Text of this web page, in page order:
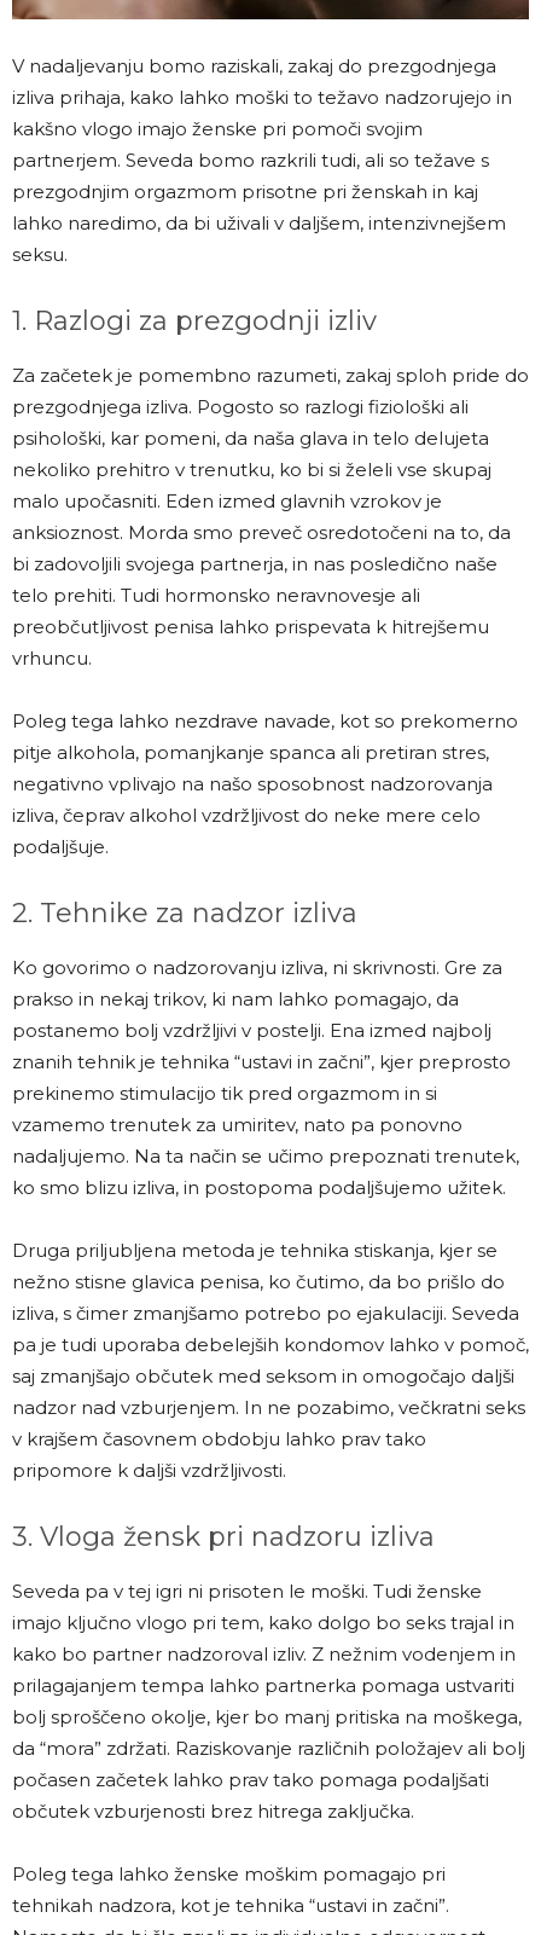
V nadaljevanju bomo raziskali, zakaj do prezgodnjega
izliva prihaja, kako lahko moški to težavo nadzorujejo in
kakšno vlogo imajo ženske pri pomoči svojim
partnerjem. Seveda bomo razkrili tudi, ali so težave s
prezgodnjim orgazmom prisotne pri ženskah in kaj
lahko naredimo, da bi uživali v daljšem, intenzivnejšem
seksu.
1. Razlogi za prezgodnji izliv
Za začetek je pomembno razumeti, zakaj sploh pride do
prezgodnjega izliva. Pogosto so razlogi fiziološki ali
psihološki, kar pomeni, da naša glava in telo delujeta
nekoliko prehitro v trenutku, ko bi si želeli vse skupaj
malo upočasniti. Eden izmed glavnih vzrokov je
anksioznost. Morda smo preveč osredotočeni na to, da
bi zadovoljili svojega partnerja, in nas posledično naše
telo prehiti. Tudi hormonsko neravnovesje ali
preobčutljivost penisa lahko prispevata k hitrejšemu
vrhuncu.
Poleg tega lahko nezdrave navade, kot so prekomerno
pitje alkohola, pomanjkanje spanca ali pretiran stres,
negativno vplivajo na našo sposobnost nadzorovanja
izliva, čeprav alkohol vzdržljivost do neke mere celo
podaljšuje.
2. Tehnike za nadzor izliva
Ko govorimo o nadzorovanju izliva, ni skrivnosti. Gre za
prakso in nekaj trikov, ki nam lahko pomagajo, da
postanemo bolj vzdržljivi v postelji. Ena izmed najbolj
znanih tehnik je tehnika “ustavi in začni”, kjer preprosto
prekinemo stimulacijo tik pred orgazmom in si
vzamemo trenutek za umiritev, nato pa ponovno
nadaljujemo. Na ta način se učimo prepoznati trenutek,
ko smo blizu izliva, in postopoma podaljšujemo užitek.
Druga priljubljena metoda je tehnika stiskanja, kjer se
nežno stisne glavica penisa, ko čutimo, da bo prišlo do
izliva, s čimer zmanjšamo potrebo po ejakulaciji. Seveda
pa je tudi uporaba debelejših kondomov lahko v pomoč,
saj zmanjšajo občutek med seksom in omogočajo daljši
nadzor nad vzburjenjem. In ne pozabimo, večkratni seks
v krajšem časovnem obdobju lahko prav tako
pripomore k daljši vzdržljivosti.
3. Vloga žensk pri nadzoru izliva
Seveda pa v tej igri ni prisoten le moški. Tudi ženske
imajo ključno vlogo pri tem, kako dolgo bo seks trajal in
kako bo partner nadzoroval izliv. Z nežnim vodenjem in
prilagajanjem tempa lahko partnerka pomaga ustvariti
bolj sproščeno okolje, kjer bo manj pritiska na moškega,
da “mora” zdržati. Raziskovanje različnih položajev ali bolj
počasen začetek lahko prav tako pomaga podaljšati
občutek vzburjenosti brez hitrega zaključka.
Poleg tega lahko ženske moškim pomagajo pri
tehnikah nadzora, kot je tehnika “ustavi in začni”.